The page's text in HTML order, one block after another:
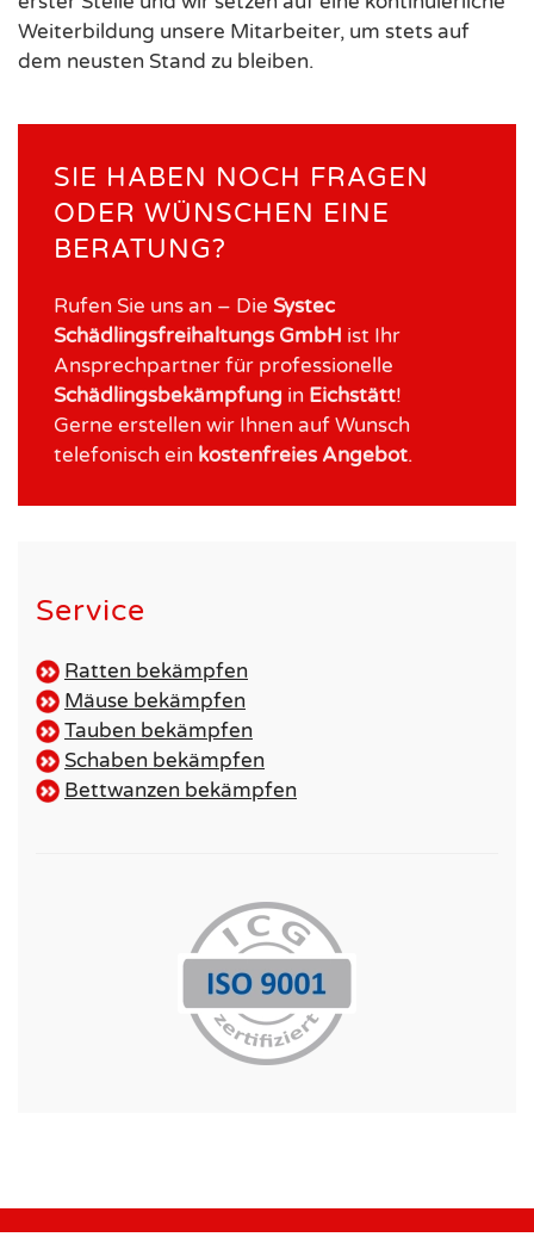
Weiterbildung unsere Mitarbeiter, um stets auf
dem neusten Stand zu bleiben.
SIE HABEN NOCH FRAGEN
ODER WÜNSCHEN EINE
BERATUNG?
Rufen Sie uns an – Die Systec
Schädlingsfreihaltungs GmbH ist Ihr
Ansprechpartner für professionelle
Schädlingsbekämpfung in Eichstätt!
Gerne erstellen wir Ihnen auf Wunsch
telefonisch ein kostenfreies Angebot.
Service
Ratten bekämpfen
Mäuse bekämpfen
Tauben bekämpfen
Schaben bekämpfen
Bettwanzen bekämpfen